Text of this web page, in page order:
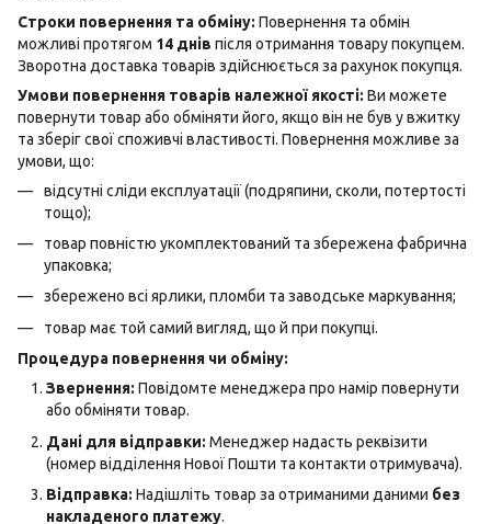
Строки повернення та обміну: Повернення та обмін
можливі протягом 14 днів після отримання товару покупцем.
Зворотна доставка товарів здійснюється за рахунок покупця.
Умови повернення товарів належної якості: Ви можете
повернути товар або обміняти його, якщо він не був у вжитку
та зберіг свої споживчі властивості. Повернення можливе за
умови, що:
відсутні сліди експлуатації (подряпини, сколи, потертості
тощо);
товар повністю укомплектований та збережена фабрична
упаковка;
збережено всі ярлики, пломби та заводське маркування;
товар має той самий вигляд, що й при покупці.
Процедура повернення чи обміну:
Звернення: Повідомте менеджера про намір повернути
або обміняти товар.
Дані для відправки: Менеджер надасть реквізити
(номер відділення Нової Пошти та контакти отримувача).
Відправка: Надішліть товар за отриманими даними без
накладеного платежу.